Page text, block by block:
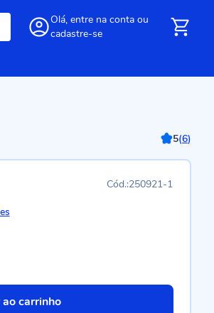
Olá, entre na conta ou
cadastre-se
5(6)
250921-1
carrinho